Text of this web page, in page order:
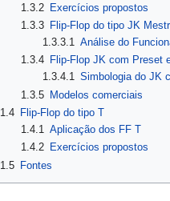
1.3.2 Exercícios propostos
1.3.3 Flip-Flop do tipo JK
1.3.3.1
Análise do
1.3.4 Flip-Flop JK com Preset
1.3.4.1 Simbologia do JK
1.3.5 Modelos comerciais
1.4
Flip-Flop do tipo T
1.4.1
Aplicação dos FF T
1.4.2 Exercícios propostos
1.5 Fontes